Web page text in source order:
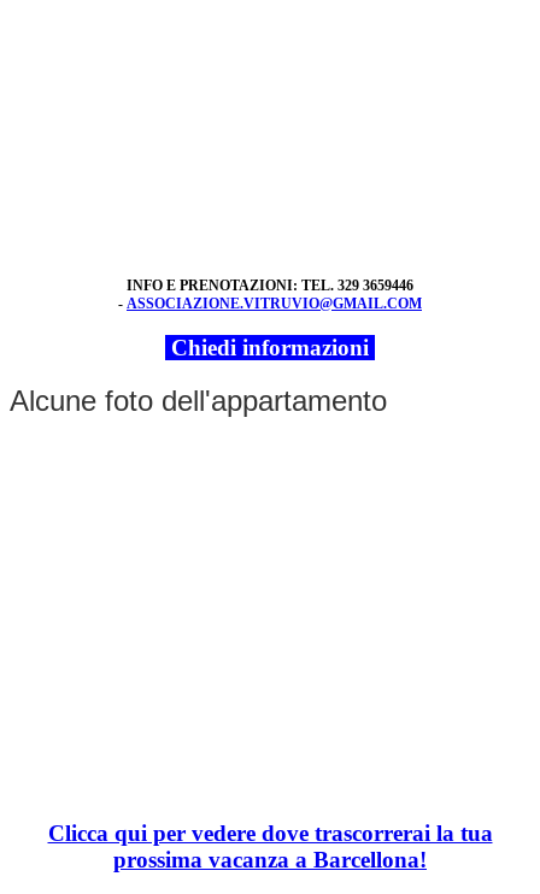
INFO E PRENOTAZIONI: TEL. 329 3659446
- ASSOCIAZIONE.VITRUVIO@GMAIL.COM
Chiedi informazioni
Alcune foto dell'appartamento
Clicca qui per vedere dove trascorrerai la tua
prossima vacanza a Barcellona!